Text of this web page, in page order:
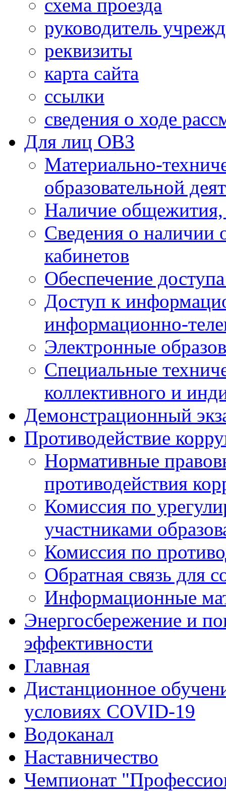
схема проезда
руководитель
реквизиты
карта сайта
ссылки
сведения о ходе
Для лиц ОВЗ
Материально-
образовательной
Наличие общежития,
Сведения о наличии
кабинетов
Обеспечение
Доступ к
информационно-
Электронные
Специальные
коллективного и
Демонстрационный
Противодействие
Нормативные
противодействия
Комиссия по
участниками
Комиссия по
Обратная связь для
Информационные
Энергосбережение и
эффективности
Главная
Дистанционное
условиях COVID-19
Водоканал
Наставничество
Чемпионат